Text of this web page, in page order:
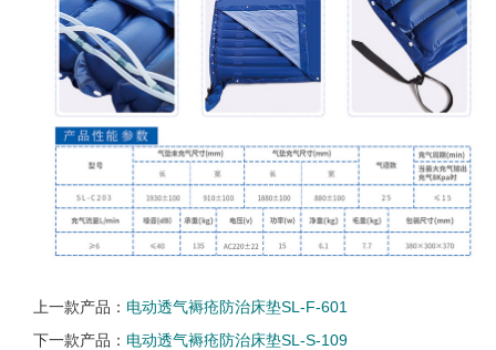
上一款产品： 电动透气褥疮防治床垫SL-F-601
下一款产品： 电动透气褥疮防治床垫SL-S-109